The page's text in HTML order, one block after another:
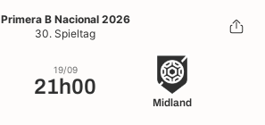
21h00
19/09
Primera B Nacional 2026
30. Spieltag
19/09
21h00
Midland